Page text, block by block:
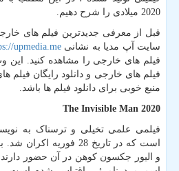
2020 میلادی را شرح دهیم.
قبل از معرفی جدیدترین فیلم های
سایت آپ مدیا به نشانیupmedia.me
فیلم های خارجی را مشاهده کنید. این
فیلم های خارجی و دانلود رایگان فیلم
منبع خوبی برای دانلود فیلم ها باشد.
The Invisible Man 2020
فیلمی علمی تخیلی و ترسناک به
است که در تاریخ 28
و الیور جکسون کوهن در آن حضور